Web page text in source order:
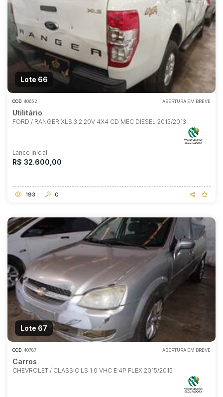
Lote 66
COD. 40652 ABERTURA EM BREVE
Utilitário
FORD / RANGER XLS 3.2 20V 4X4 CD MEC DIESEL 2013/2013
Lance Inicial
R$ 32.600,00
193 0
Lote 67
COD. 40787 ABERTURA EM BREVE
Carros
CHEVROLET / CLASSIC LS 1.0 VHC E 4P FLEX 2015/2015